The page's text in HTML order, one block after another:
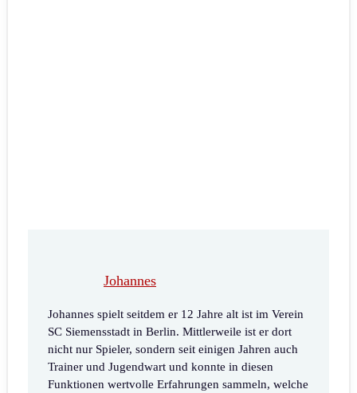
Johannes
Johannes spielt seitdem er 12 Jahre alt ist im Verein
SC Siemensstadt in Berlin. Mittlerweile ist er dort
nicht nur Spieler, sondern seit einigen Jahren auch
Trainer und Jugendwart und konnte in diesen
Funktionen wertvolle Erfahrungen sammeln, welche